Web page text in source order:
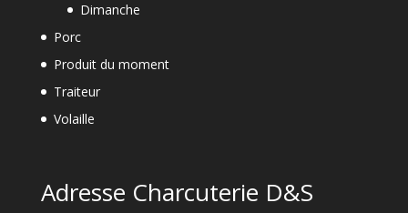
Dimanche
Porc
Produit du moment
Traiteur
Volaille
Adresse Charcuterie D&S